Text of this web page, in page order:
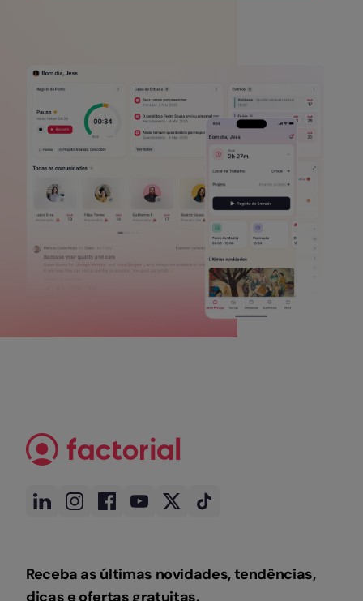
Receba as últimas novidades, tendências,
dicas e ofertas gratuitas.